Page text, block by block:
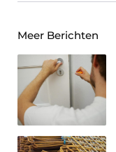
Meer Berichten